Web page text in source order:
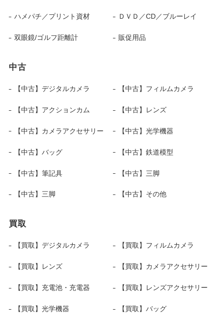
ハメパチ／プリント資材 ＤＶＤ／CD／ブルーレイ
双眼鏡/ゴルフ距離計 販促用品
中古
【中古】デジタルカメラ 【中古】フィルムカメラ
【中古】アクションカム 【中古】レンズ
【中古】カメラアクセサリー 【中古】光学機器
【中古】バッグ 【中古】鉄道模型
【中古】筆記具 【中古】三脚
【中古】三脚 【中古】その他
買取
【買取】デジタルカメラ 【買取】フィルムカメラ
【買取】レンズ 【買取】カメラアクセサリー
【買取】充電池・充電器 【買取】レンズアクセサリー
【買取】光学機器 【買取】バッグ